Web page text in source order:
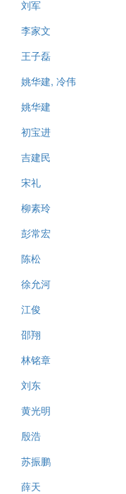
刘军
李家文
王子磊
姚华建, 冷伟
姚华建
初宝进
吉建民
宋礼
柳素玲
彭常宏
陈松
徐允河
江俊
邵翔
林铭章
刘东
黄光明
殷浩
苏振鹏
薛天